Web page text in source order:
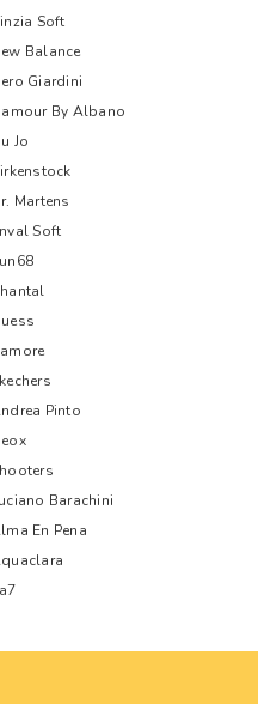
Soft
Balance
Giardini
By Albano
Jo
Martens
Soft
Pinto
Barachini
En Pena